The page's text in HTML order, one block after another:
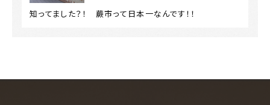
知ってました？！ 蕨市って日本一なんです！！